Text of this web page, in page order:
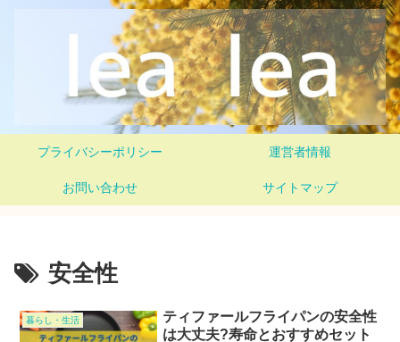
プライバシーポリシー 運営者情報
お問い合わせ サイトマップ
安全性
暮らし・生活
ティファールフライパンの安全性
は大丈夫?寿命とおすすめセット